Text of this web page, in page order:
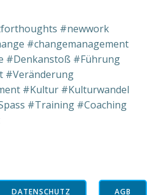
#newwork
#changemanagement
#Denkanstoß #Führung
#Veränderung
#Kultur #Kulturwandel
#Training #Coaching
DATENSCHUTZ AGB